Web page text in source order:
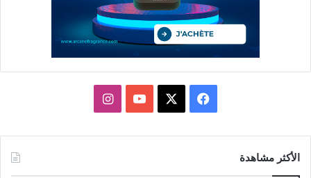
فيسبوك يوتيوبانستقرام
الأكثر مشاهدة